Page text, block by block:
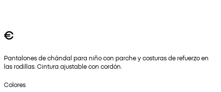
€
Pantalones de chándal para niño con parche y costuras de refuerzo en
las rodillas. Cintura ajustable con cordón.
Colores